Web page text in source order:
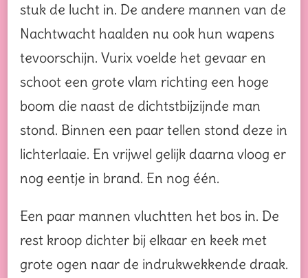
stuk de lucht in. De andere mannen van de
Nachtwacht haalden nu ook hun wapens
tevoorschijn. Vurix voelde het gevaar en
schoot een grote vlam richting een hoge
boom die naast de dichtstbijzijnde man
stond. Binnen een paar tellen stond deze in
lichterlaaie. En vrijwel gelijk daarna vloog er
nog eentje in brand. En nog één.
Een paar mannen vluchtten het bos in. De
rest kroop dichter bij elkaar en keek met
grote ogen naar de indrukwekkende draak.